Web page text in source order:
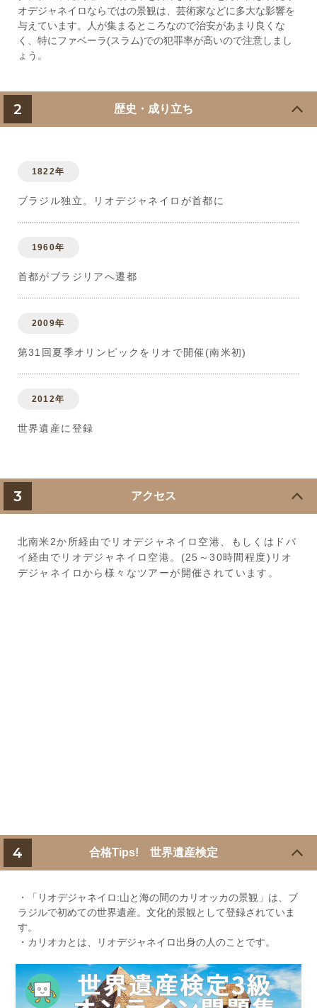
オデジャネイロならではの景観は、芸術家などに多大な影響を
与えています。人が集まるところなので治安があまり良くな
く、特にファベーラ(スラム)での犯罪率が高いので注意しまし
ょう。
2 歴史・成り立ち
1822年
ブラジル独立。リオデジャネイロが首都に
1960年
首都がブラジリアへ遷都
2009年
第31回夏季オリンピックをリオで開催(南米初)
2012年
世界遺産に登録
3 アクセス
北南米2か所経由でリオデジャネイロ空港、もしくはドバ
イ経由でリオデジャネイロ空港。(25～30時間程度)リオ
デジャネイロから様々なツアーが開催されています。
4 合格Tips! 世界遺産検定
・「リオデジャネイロ:山と海の間のカリオッカの景観」は、ブ
ラジルで初めての世界遺産。文化的景観として登録されていま
す。
・カリオカとは、リオデジャネイロ出身の人のことです。